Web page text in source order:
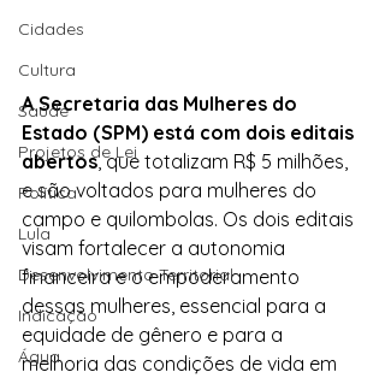
Cidades
Cultura
Saúde
Projetos de Lei
Política
Lula
Desenvolvimento Territorial
Indicação
Água
A Secretaria das Mulheres do
Estado (SPM) está com dois editais
abertos, que totalizam R$ 5 milhões,
e são voltados para mulheres do
campo e quilombolas. Os dois editais
visam fortalecer a autonomia
financeira e o empoderamento
dessas mulheres, essencial para a
equidade de gênero e para a
melhoria das condições de vida em